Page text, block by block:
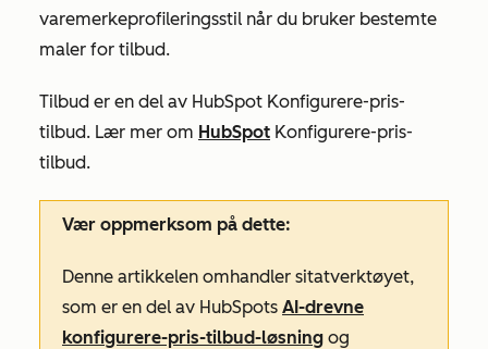
varemerkeprofileringsstil når du bruker bestemte
maler for tilbud.
Tilbud er en del av HubSpot Konfigurere-pris-
tilbud. Lær mer om HubSpot Konfigurere-pris-
tilbud.
Vær oppmerksom på dette:
Denne artikkelen omhandler sitatverktøyet,
som er en del av HubSpots AI-drevne
konfigurere-pris-tilbud-løsning og